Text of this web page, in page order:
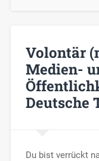
Volontär
Medien-
Deutsche
Du bist verrückt